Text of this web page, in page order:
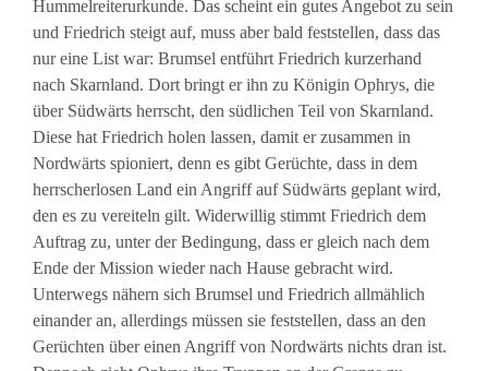
Hummelreiterurkunde. Das scheint ein gutes Angebot zu sein
und Friedrich steigt auf, muss aber bald feststellen, dass das
nur eine List war: Brumsel entführt Friedrich kurzerhand
nach Skarnland. Dort bringt er ihn zu Königin Ophrys, die
über Südwärts herrscht, den südlichen Teil von Skarnland.
Diese hat Friedrich holen lassen, damit er zusammen in
Nordwärts spioniert, denn es gibt Gerüchte, dass in dem
herrscherlosen Land ein Angriff auf Südwärts geplant wird,
den es zu vereiteln gilt. Widerwillig stimmt Friedrich dem
Auftrag zu, unter der Bedingung, dass er gleich nach dem
Ende der Mission wieder nach Hause gebracht wird.
Unterwegs nähern sich Brumsel und Friedrich allmählich
einander an, allerdings müssen sie feststellen, dass an den
Gerüchten über einen Angriff von Nordwärts nichts dran ist.